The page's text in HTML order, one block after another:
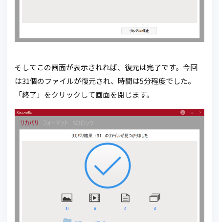
そしてこの画面が表示されれば、復元は完了です。今回
は31個のファイルが復元され、時間は5分程度でした。
「終了」をクリックして画面を閉じます。